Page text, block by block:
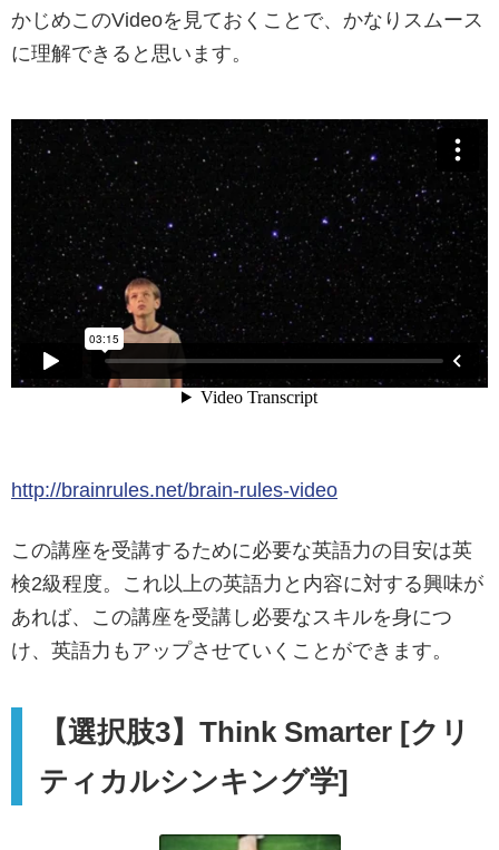
かじめこのVideoを見ておくことで、かなりスムース
に理解できると思います。
http://brainrules.net/brain-rules-video
この講座を受講するために必要な英語力の目安は英
検2級程度。これ以上の英語力と内容に対する興味が
あれば、この講座を受講し必要なスキルを身につ
け、英語力もアップさせていくことができます。
【選択肢3】Think Smarter [クリ
ティカルシンキング学]